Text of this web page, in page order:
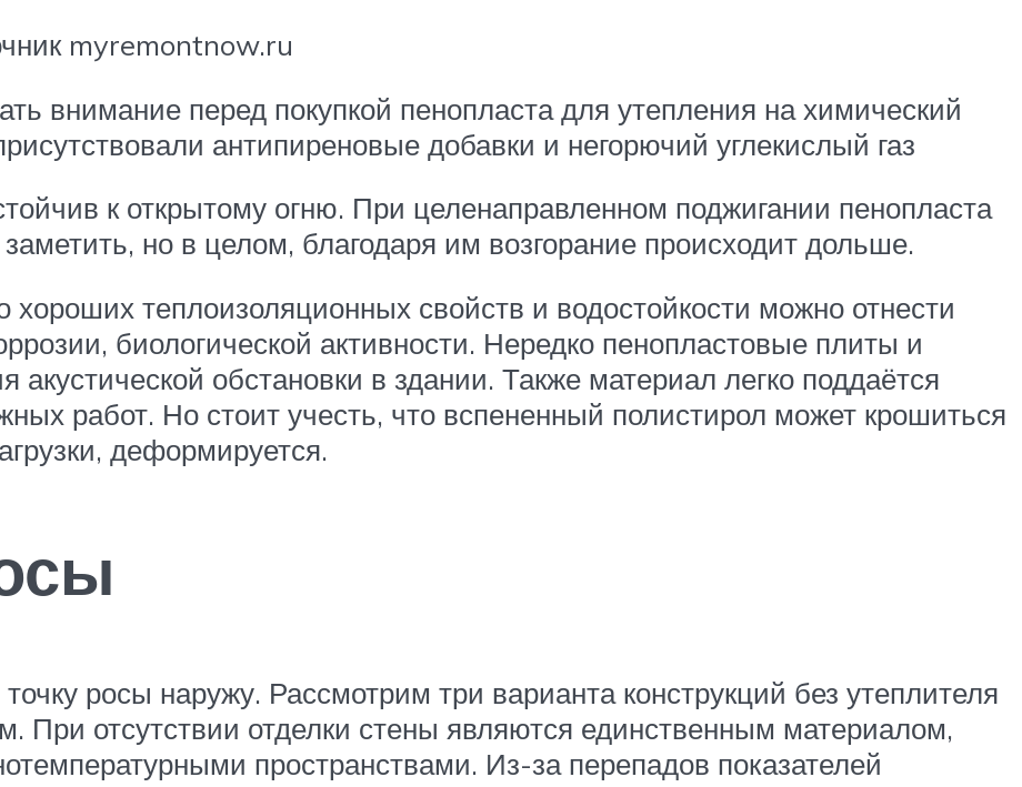
myremontnow.ru
внимание перед покупкой пенопласта для утепления на химический
антипиреновые добавки и негорючий углекислый газ
к открытому огню. При целенаправленном поджигании пенопласта
но в целом, благодаря им возгорание происходит дольше.
теплоизоляционных свойств и водостойкости можно отнести
биологической активности. Нередко пенопластовые плиты и
обстановки в здании. Также материал легко поддаётся
работ. Но стоит учесть, что вспененный полистирол может крошиться
деформируется.
росы наружу. Рассмотрим три варианта конструкций без утеплителя
При отсутствии отделки стены являются единственным материалом,
пространствами. Из-за перепадов показателей